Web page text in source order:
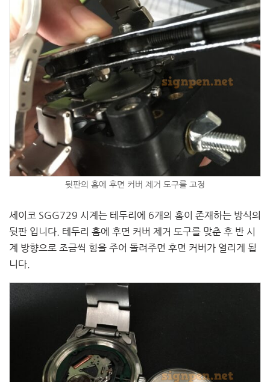
뒷판의 홈에 후면 커버 제거 도구를 고정
세이코 SGG729 시계는 테두리에 6개의 홈이 존재하는 방식의
뒷판 입니다. 테두리 홈에 후면 커버 제거 도구를 맞춘 후 반 시
계 방향으로 조금씩 힘을 주어 돌려주면 후면 커버가 열리게 됩
니다.